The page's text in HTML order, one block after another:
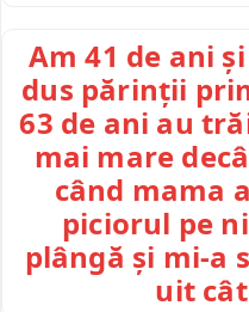
Am 41 de ani
dus părinții
63 de ani au
mai mare
când mama
piciorul pe
plângă și mi-a
uit